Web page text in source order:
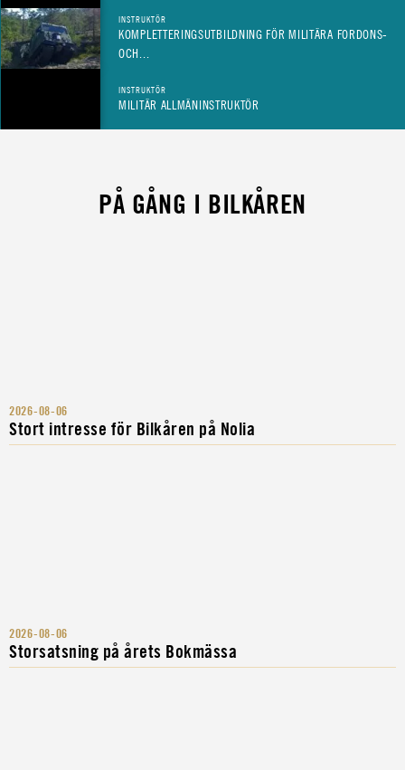
INSTRUKTÖR
KOMPLETTERINGSUTBILDNING FÖR MILITÄRA FORDONS-
OCH...
INSTRUKTÖR
MILITÄR ALLMÄNINSTRUKTÖR
PÅ GÅNG I BILKÅREN
2026-08-06
Stort intresse för Bilkåren på Nolia
2026-08-06
Storsatsning på årets Bokmässa